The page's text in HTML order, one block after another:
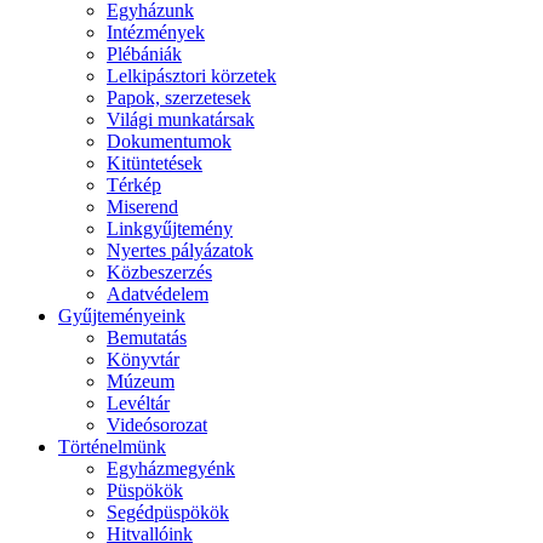
Egyházunk
Intézmények
Plébániák
Lelkipásztori körzetek
Papok, szerzetesek
Világi munkatársak
Dokumentumok
Kitüntetések
Térkép
Miserend
Linkgyűjtemény
Nyertes pályázatok
Közbeszerzés
Adatvédelem
Gyűjteményeink
Bemutatás
Könyvtár
Múzeum
Levéltár
Videósorozat
Történelmünk
Egyházmegyénk
Püspökök
Segédpüspökök
Hitvallóink